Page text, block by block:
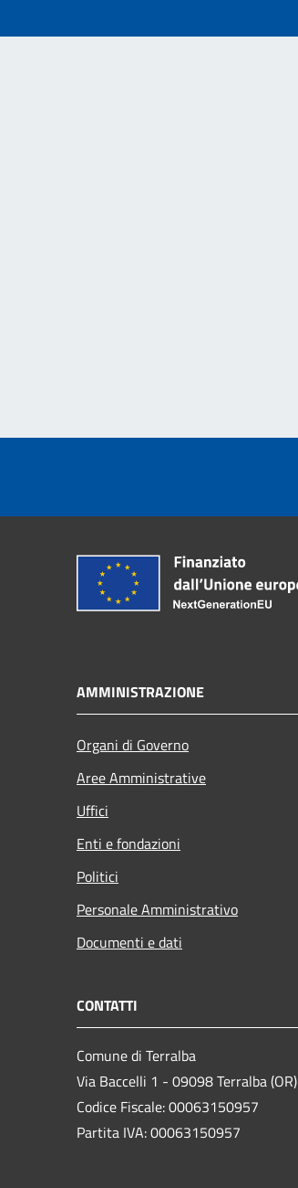
AMMINISTRAZIONE
Organi di Governo
Aree Amministrative
Uffici
Enti e fondazioni
Politici
Personale Amministrativo
Documenti e dati
CONTATTI
Comune di Terralba
Via Baccelli 1 - 09098 Terralba (OR)
Codice Fiscale: 00063150957
Partita IVA: 00063150957